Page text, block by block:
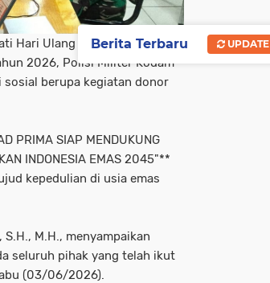
Hari Ulang Tahun (HUT) Polisi
2026, Polisi Militer Kodam
sosial berupa kegiatan donor
PRIMA SIAP MENDUKUNG
INDONESIA EMAS 2045"**
kepedulian di usia emas
M.H., menyampaikan
seluruh pihak yang telah ikut
(03/06/2026).
Berita Terbaru UPDATE